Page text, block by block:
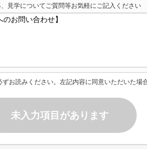
見学についてご質問等お気軽にご記入ください
ずお読みください。左記内容に同意いただいた場
未入力項目があります